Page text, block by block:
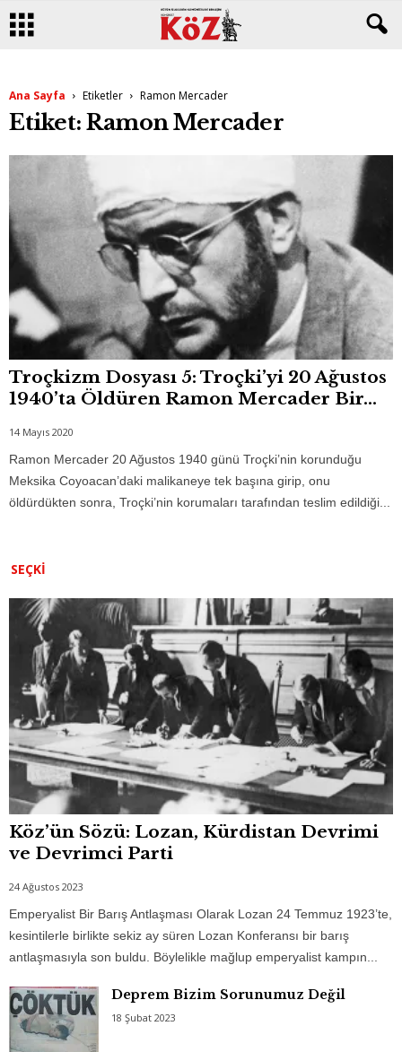
Ana Sayfa Etiketler Ramon Mercader
Etiket: Ramon Mercader
Troçkizm Dosyası 5: Troçki’yi 20 Ağustos
1940’ta Öldüren Ramon Mercader Bir...
14 Mayıs 2020
Ramon Mercader 20 Ağustos 1940 günü Troçki’nin korunduğu
Meksika Coyoacan’daki malikaneye tek başına girip, onu
öldürdükten sonra, Troçki’nin korumaları tarafından teslim edildiği...
SEÇKI
Köz’ün Sözü: Lozan, Kürdistan Devrimi
ve Devrimci Parti
24 Ağustos 2023
Emperyalist Bir Barış Antlaşması Olarak Lozan 24 Temmuz 1923’te,
kesintilerle birlikte sekiz ay süren Lozan Konferansı bir barış
antlaşmasıyla son buldu. Böylelikle mağlup emperyalist kampın...
Deprem Bizim Sorunumuz Değil
18 Şubat 2023